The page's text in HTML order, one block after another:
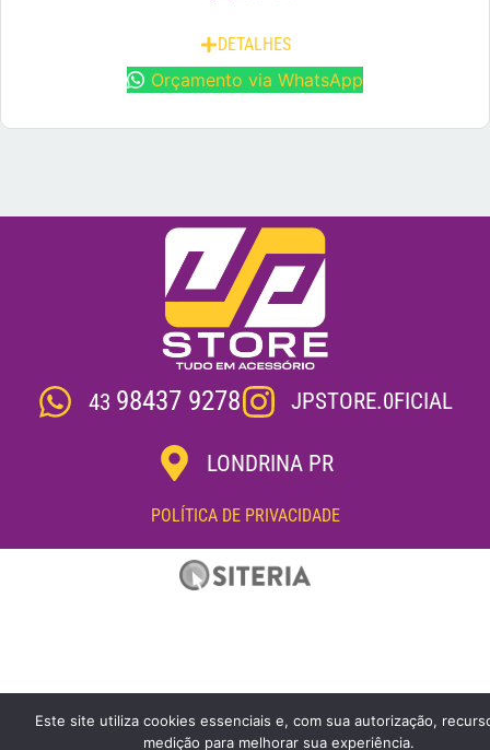
DETALHES
Orçamento via WhatsApp
43 98437 9278 JPSTORE.0FICIAL
LONDRINA PR
POLÍTICA DE PRIVACIDADE
Este site utiliza cookies essenciais e, com sua autorização,
medição para melhorar sua experiência.